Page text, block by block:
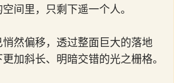
间里，只剩下遥一个人。
然偏移，透过整面巨大的落地
加斜长、明暗交错的光之栅格。